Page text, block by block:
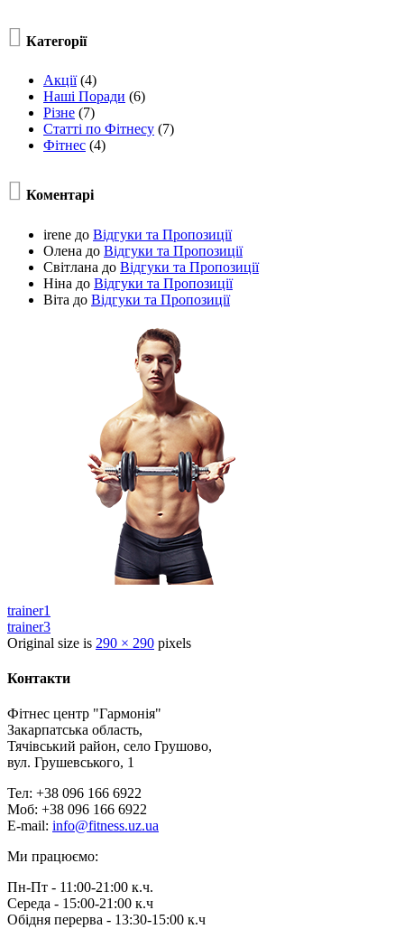
 Категорії
Акції(4)
Наші Поради (6)
Різне (7)
Статті по Фітнесу (7)
Фітнес (4)
 Коментарі
irene до Відгуки та Пропозиції
Олена до Відгуки та Пропозиції
Світлана до Відгуки та Пропозиції
Ніна до Відгуки та Пропозиції
Віта до Відгуки та Пропозиції
trainer1
trainer3
Original size is 290 × 290 pixels
Контакти
Фітнес центр "Гармонія"
Закарпатська область,
Тячівський район, село Грушово,
вул. Грушевського, 1
Тел: +38 096 166 6922
Моб: +38 096 166 6922
E-mail: info@fitness.uz.ua
Ми працюємо:
Пн-Пт - 11:00-21:00 к.ч.
Середа - 15:00-21:00 к.ч
Обідня перерва - 13:30-15:00 к.ч